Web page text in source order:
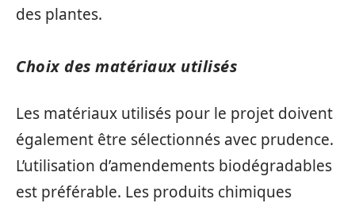
des plantes.
Choix des matériaux utilisés
Les matériaux utilisés pour le projet doivent
également être sélectionnés avec prudence.
L’utilisation d’amendements biodégradables
est préférable. Les produits chimiques